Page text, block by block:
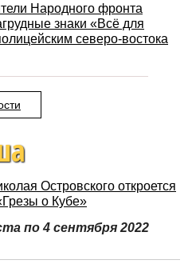
Народного фронта
знаки «Всё для
северо-востока
Островского откроется
о Кубе»
по 4 сентября 2022